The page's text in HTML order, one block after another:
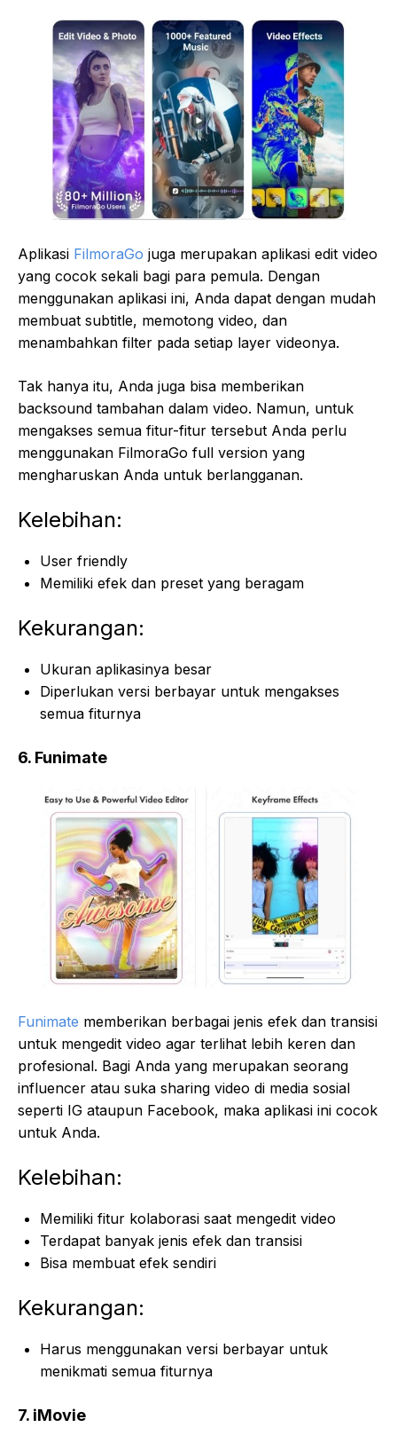
Aplikasi FilmoraGo juga merupakan aplikasi edit video
yang cocok sekali bagi para pemula. Dengan
menggunakan aplikasi ini, Anda dapat dengan mudah
membuat subtitle, memotong video, dan
menambahkan filter pada setiap layer videonya.
Tak hanya itu, Anda juga bisa memberikan
backsound tambahan dalam video. Namun, untuk
mengakses semua fitur-fitur tersebut Anda perlu
menggunakan FilmoraGo full version yang
mengharuskan Anda untuk berlangganan.
Kelebihan:
User friendly
Memiliki efek dan preset yang beragam
Kekurangan:
Ukuran aplikasinya besar
Diperlukan versi berbayar untuk mengakses
semua fiturnya
6. Funimate
Funimate memberikan berbagai jenis efek dan transisi
untuk mengedit video agar terlihat lebih keren dan
profesional. Bagi Anda yang merupakan seorang
influencer atau suka sharing video di media sosial
seperti IG ataupun Facebook, maka aplikasi ini cocok
untuk Anda.
Kelebihan:
Memiliki fitur kolaborasi saat mengedit video
Terdapat banyak jenis efek dan transisi
Bisa membuat efek sendiri
Kekurangan:
Harus menggunakan versi berbayar untuk
menikmati semua fiturnya
7. iMovie